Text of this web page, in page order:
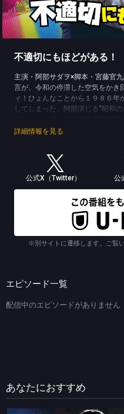
不適切にもほどがある！
主演・阿部サダヲ×脚本・宮藤官
言が、令和の停滞した空気をかき
ィ！ひょんなことから１９８６
してしまった、阿部演じる“昭和
れている。市郎がタイムスリップ
関係性を築いていくのかも大き
１９８６年に生き、とあるアイ
べてを完コピする男“ムッチ先輩
るのは磯村勇斗。市郎と逆で、２
る息子と共にタイムスリップす
え）を吉田羊。そして、市郎の
か、山本耕史、古田新太、三宅
ストが勢ぞろい！コンプライアン
らは、令和ではギリギリ“不適切
を疎ましく想う気持ち、誰かを愛
る。妻を亡くした市郎とその一人
会う人々との絆を描くヒューマン
(C)TBSスパークル／TBS
詳細情報を見る
公式X（Twitter） 公
※別サイトに遷移します。ご覧
エピソード一覧
配信中のエピソードがありません
あなたにおすすめ